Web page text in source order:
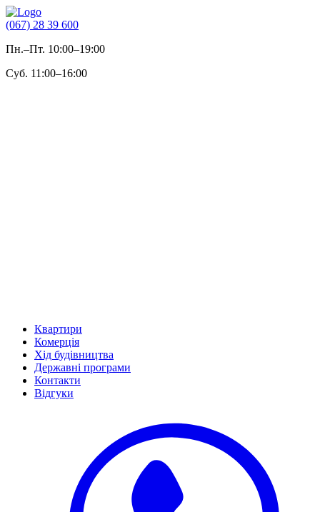
(067) 28 39 600
Пн.–Пт. 10:00–19:00
Суб. 11:00–16:00
Квартири
Комерція
Хід будівництва
Державні програми
Контакти
Відгуки